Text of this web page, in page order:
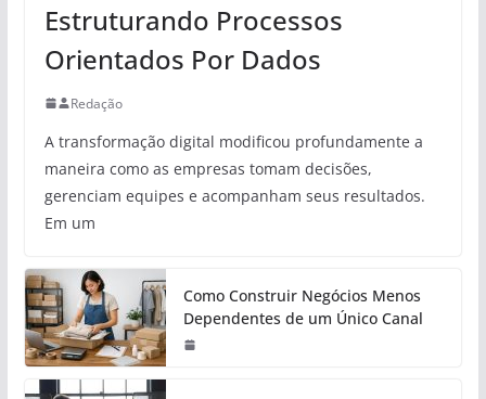
Estruturando Processos
Orientados Por Dados
Redação
A transformação digital modificou profundamente a
maneira como as empresas tomam decisões,
gerenciam equipes e acompanham seus resultados.
Em um
Como Construir Negócios Menos
Dependentes de um Único Canal